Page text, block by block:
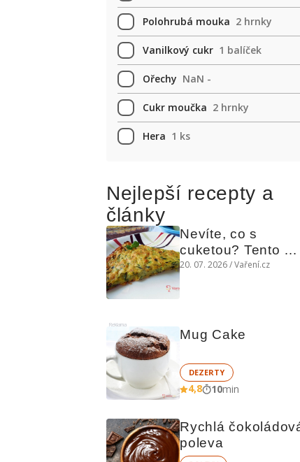
Polohrubá mouka 2 hrnky
Vanilkový cukr 1 balíček
Ořechy NaN -
Cukr moučka 2 hrnky
Hera 1 ks
Nejlepší recepty a
články
Nevíte, co s
cuketou? Tento
levný slaný koláč
20. 07. 2026 / Vaření.cz
Reklama
Mug Cake
DEZERTY
4,8 10min
Rychlá
poleva